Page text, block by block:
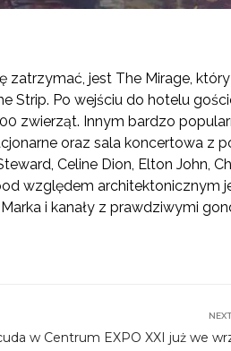
jest The Mirage,
Strip. Po wejściu do hotelu
zwierząt. Innym bardzo
oraz sala koncertowa z
Celine Dion, Elton John,
względem architektonicznym
i kanały z prawdziwymi
w Centrum EXPO XXI już we